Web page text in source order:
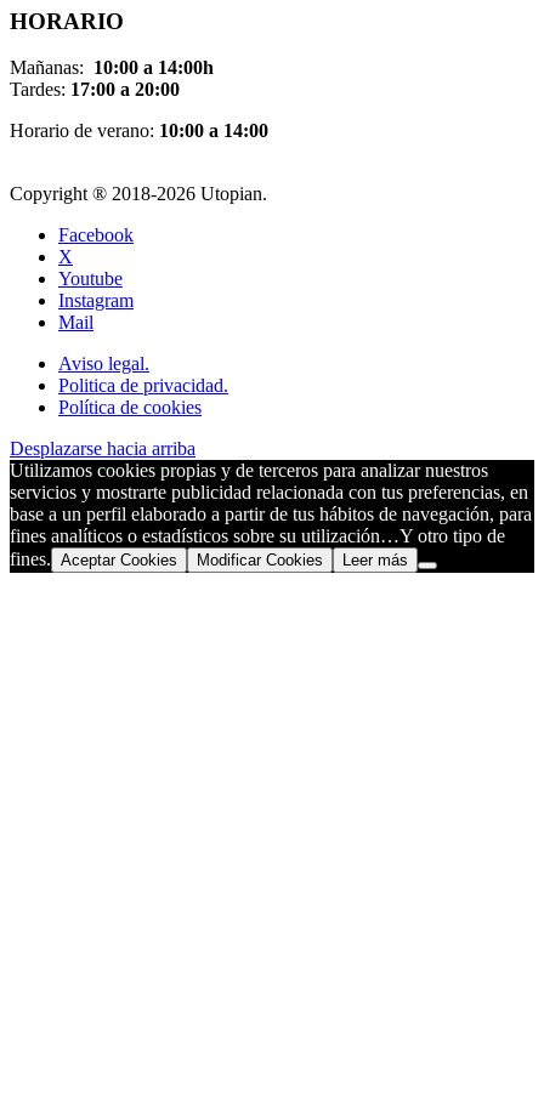
HORARIO
Mañanas: 10:00 a 14:00h
Tardes: 17:00 a 20:00
Horario de verano: 10:00 a 14:00
Copyright ® 2018-2026 Utopian.
Facebook
X
Youtube
Instagram
Mail
Aviso legal.
Politica de privacidad.
Política de cookies
Desplazarse hacia arriba
Utilizamos cookies propias y de terceros para analizar nuestros
servicios y mostrarte publicidad relacionada con tus preferencias, en
base a un perfil elaborado a partir de tus hábitos de navegación, para
fines analíticos o estadísticos sobre su utilización…Y otro tipo de
fines. Aceptar Cookies Modificar Cookies Leer más